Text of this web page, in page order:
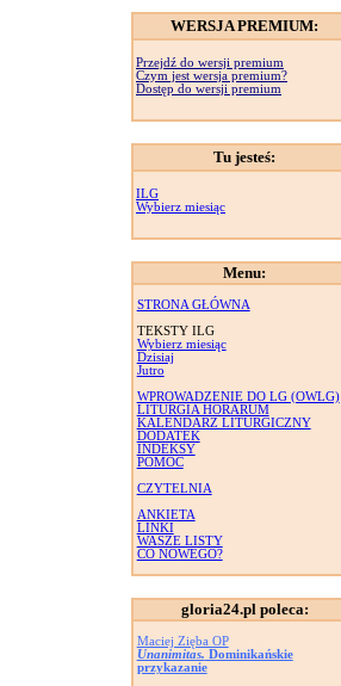
WERSJA PREMIUM:
Przejdź do wersji premium
Czym jest wersja premium?
Dostęp do wersji premium
Tu jesteś:
ILG
Wybierz miesiąc
Menu:
STRONA GŁÓWNA
TEKSTY ILG
Wybierz miesiąc
Dzisiaj
Jutro
WPROWADZENIE DO LG (OWLG)
LITURGIA HORARUM
KALENDARZ LITURGICZNY
DODATEK
INDEKSY
POMOC
CZYTELNIA
ANKIETA
LINKI
WASZE LISTY
CO NOWEGO?
gloria24.pl poleca:
Maciej Zięba OP
Unanimitas. Dominikańskie
przykazanie